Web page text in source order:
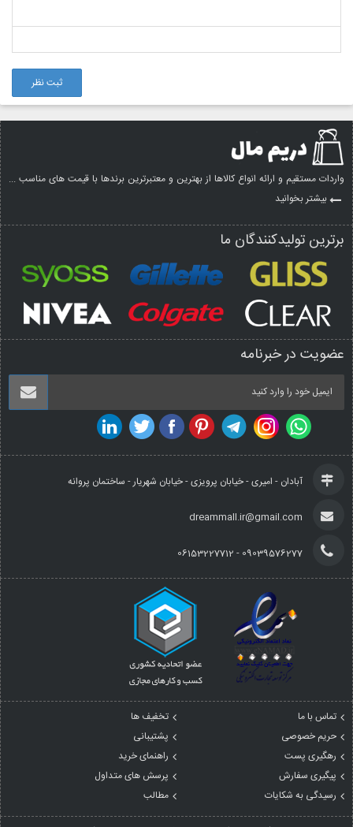
ثبت نظر
واردات مستقیم و ارائه انواع کالاها از بهترین و معتبرترین برندها با قیمت های مناسب ...
بیشتر بخوانید
برترین تولیدکنندگان ما
عضویت در خبرنامه
آبادان - امیری - خیابان پرویزی - خیابان شهریار - ساختمان پروانه
dreammall.ir@gmail.com
09039576277 - 06153227712
تماس با ما
تخفیف ها
حریم خصوصی
پشتیبانی
رهگیری پست
راهنمای خرید
پیگیری سفارش
پرسش های متداول
رسیدگی به شکایات
مطالب